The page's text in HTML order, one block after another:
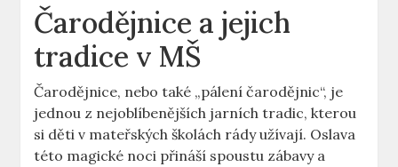
Čarodějnice a‍ jejich
tradice ​v MŠ
Čarodějnice, nebo také „pálení čarodějnic“, je
jednou z nejoblíbenějších jarních tradic, kterou⁤
si děti ⁤v mateřských školách rády užívají. Oslava
této magické ‌noci přináší ⁤spoustu zábavy⁤ a‍